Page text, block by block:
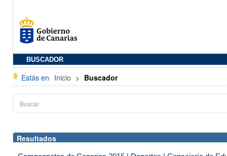
BUSCADOR
Estás en Inicio > Buscador
Resultados